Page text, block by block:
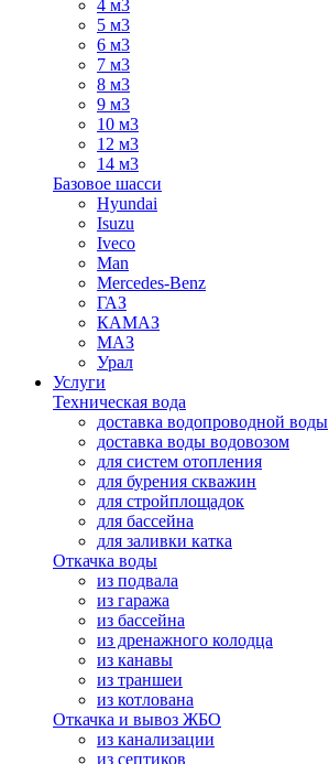
4 м3
5 м3
6 м3
7 м3
8 м3
9 м3
10 м3
12 м3
14 м3
Базовое шасси
Hyundai
Isuzu
Iveco
Man
Mercedes-Benz
ГАЗ
КАМАЗ
МАЗ
Урал
Услуги
Техническая вода
доставка водопроводной воды
доставка воды водовозом
для систем отопления
для бурения скважин
для стройплощадок
для бассейна
для заливки катка
Откачка воды
из подвала
из гаража
из бассейна
из дренажного колодца
из канавы
из траншеи
из котлована
Откачка и вывоз ЖБО
из канализации
из септиков